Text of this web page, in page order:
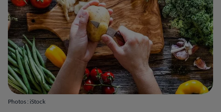
Photos : iStock